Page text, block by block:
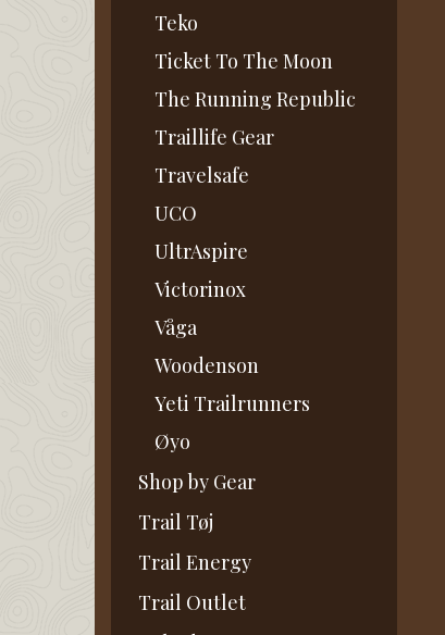
Teko
Ticket To The Moon
The Running Republic
Traillife Gear
Travelsafe
UCO
UltrAspire
Victorinox
Våga
Woodenson
Yeti Trailrunners
Øyo
Shop by Gear
Trail Tøj
Trail Energy
Trail Outlet